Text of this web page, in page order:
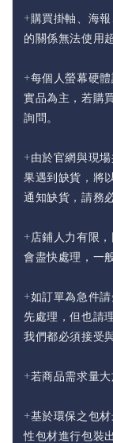
+購買掛軸、海
的關係無法使用
+每個人螢幕硬
實品為主，若購
詢問。
+由於官網與現
果遇到缺貨，將
通知缺貨，請務
+店鋪人力有限
會盡快處理，一
+如訂單為急件
先處理，但也請
我們都必須接受
+若商品需求量大
+基於環保之包
性包材進行包裝